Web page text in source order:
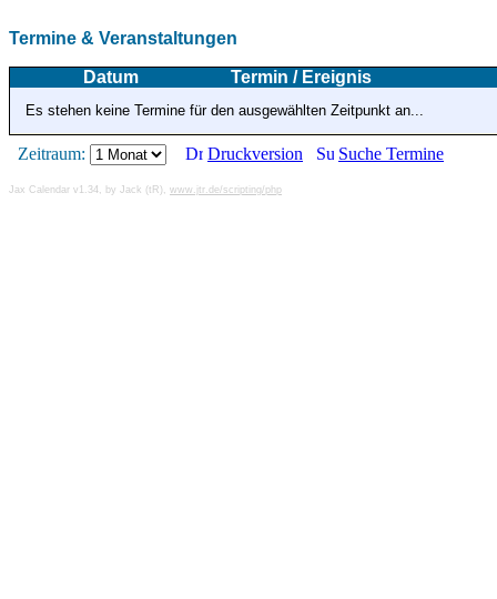
Termine & Veranstaltungen
Datum Termin / Ereignis
Es stehen keine Termine für den ausgewählten Zeitpunkt an...
Zeitraum: Druckversion Suche Termine
Jax Calendar v1.34, by Jack (tR), www.jtr.de/scripting/php